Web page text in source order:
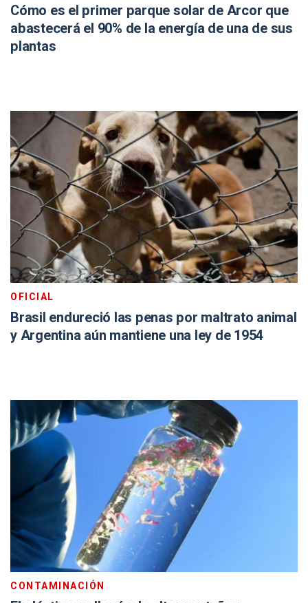
Cómo es el primer parque solar de Arcor que
abastecerá el 90% de la energía de una de sus
plantas
OFICIAL
Brasil endureció las penas por maltrato animal
y Argentina aún mantiene una ley de 1954
CONTAMINACIÓN